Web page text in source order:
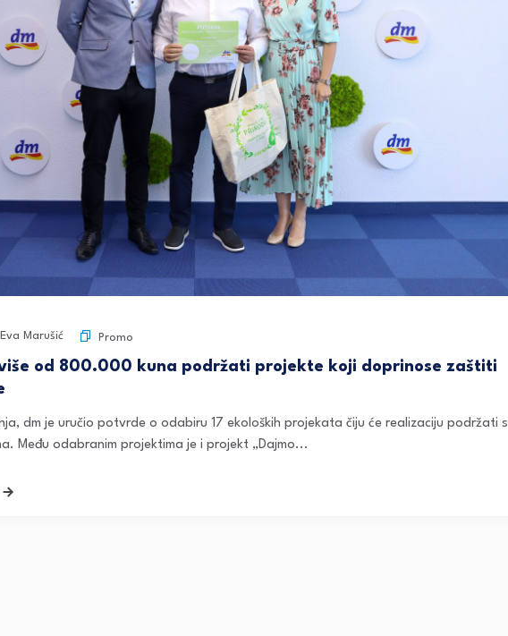
Eva Marušić Promo
od 800.000 kuna podržati projekte koji doprinose zaštiti
dm je uručio potvrde o odabiru 17 ekoloških projekata čiju će realizaciju podržati s
Među odabranim projektima je i projekt „Dajmo...